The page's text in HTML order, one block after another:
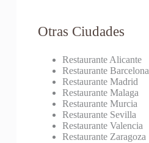
Otras Ciudades
Restaurante Alicante
Restaurante Barcelona
Restaurante Madrid
Restaurante Malaga
Restaurante Murcia
Restaurante Sevilla
Restaurante Valencia
Restaurante Zaragoza